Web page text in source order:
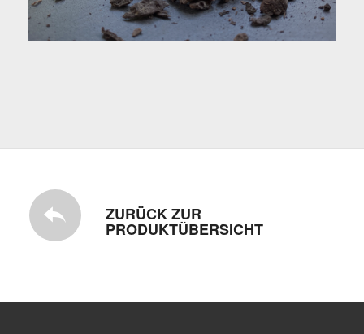
ZURÜCK ZUR
PRODUKTÜBERSICHT